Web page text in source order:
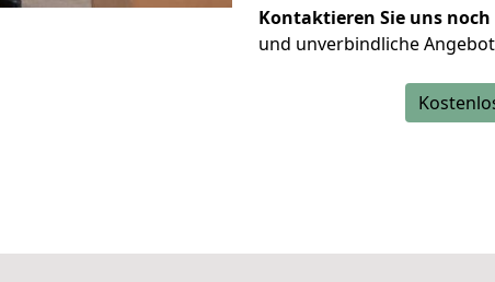
Kontaktieren Sie uns
und unverbindliche